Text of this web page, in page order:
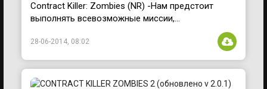
Contract Killer: Zombies (NR) -Нам предстоит
выполнять всевозможные миссии,...
28-06-2014, 08:02